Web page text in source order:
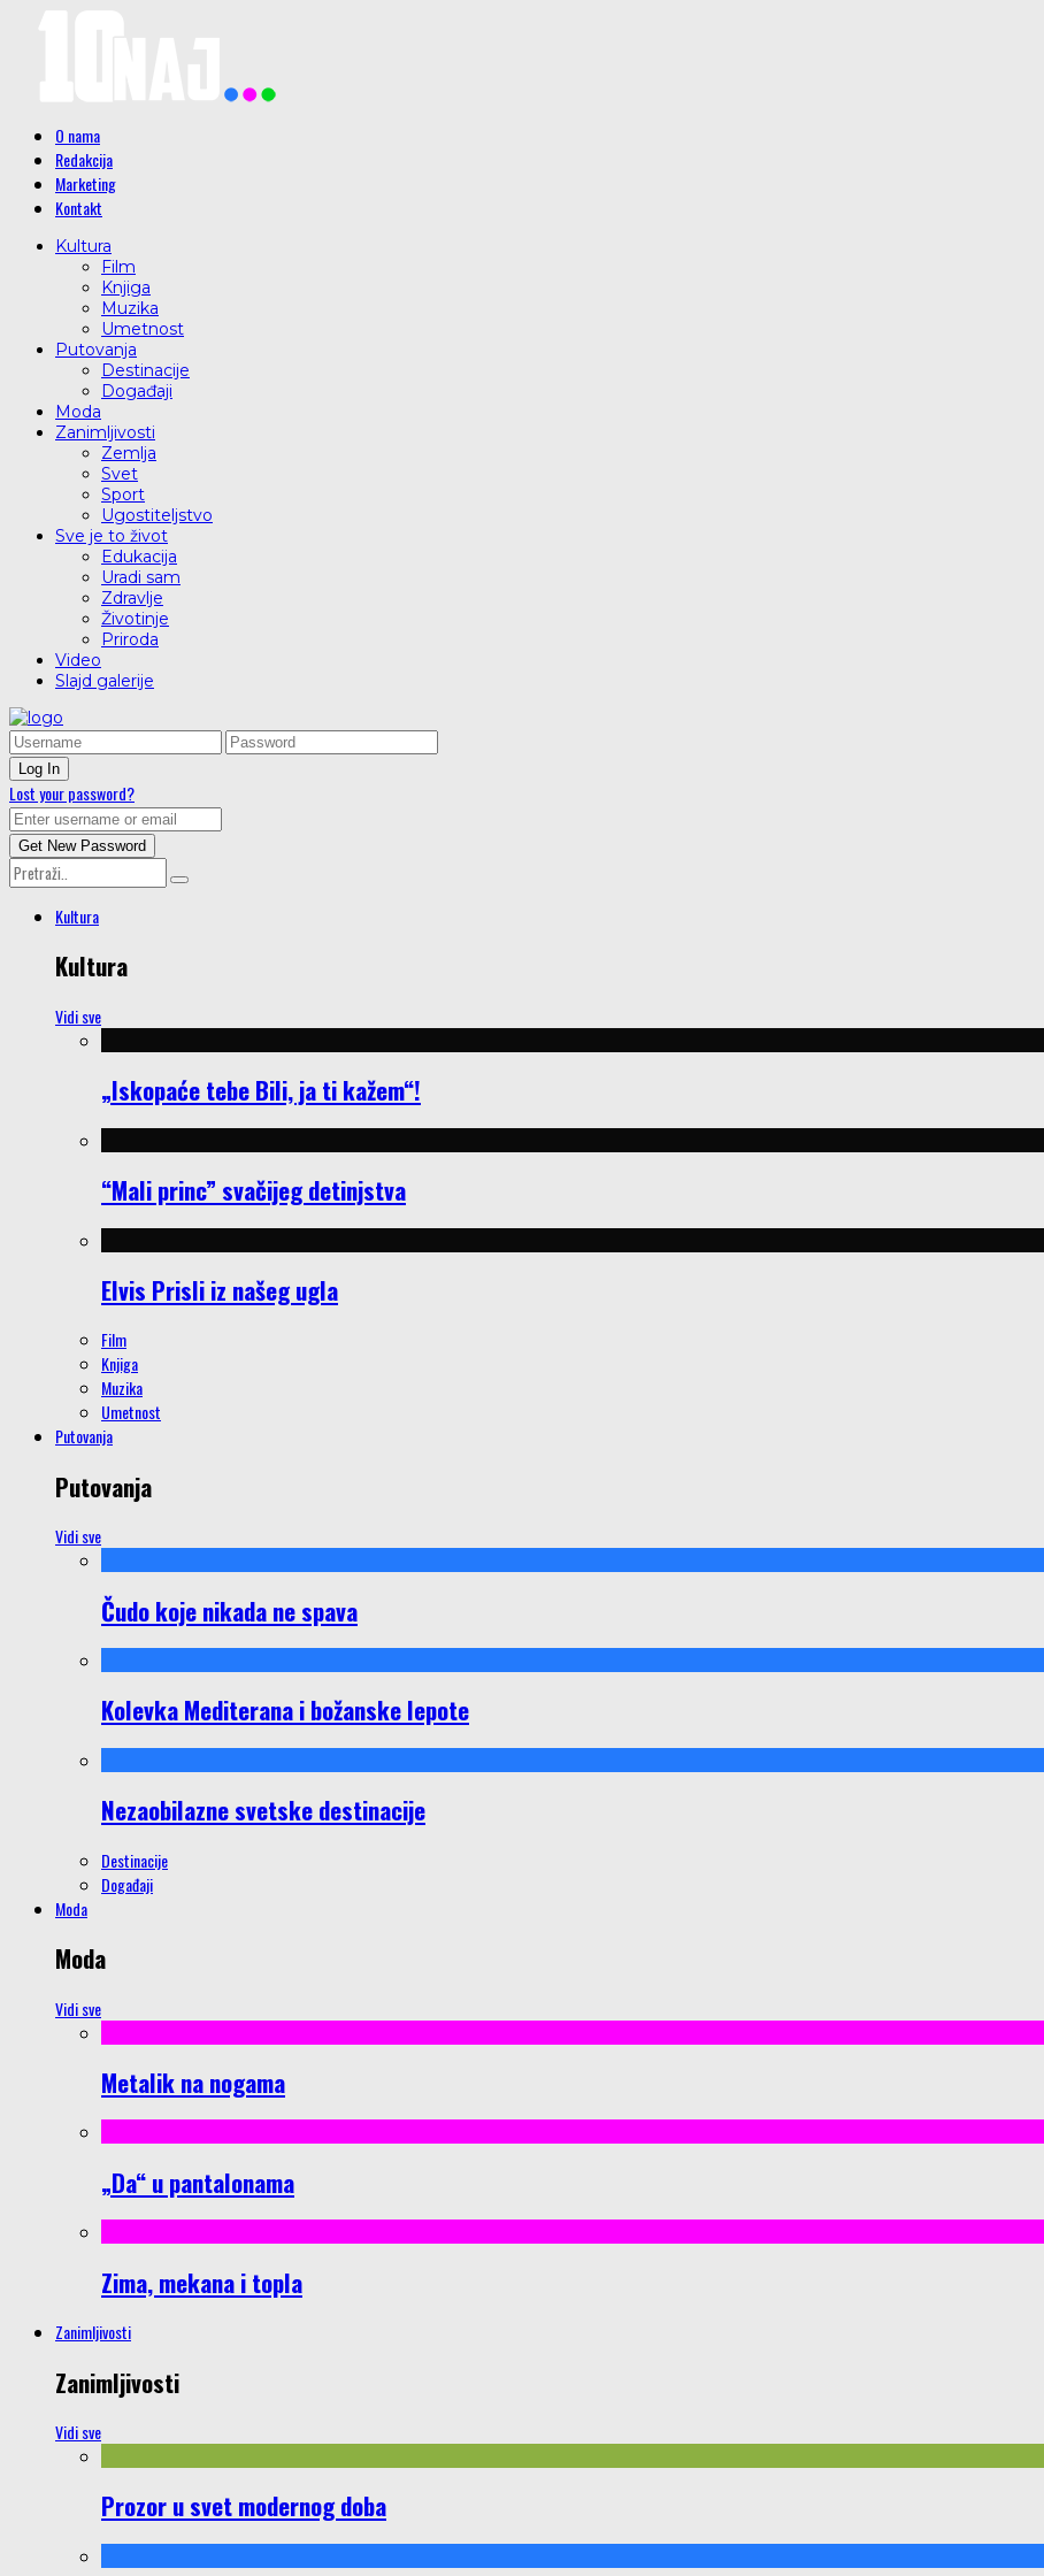
O nama
Redakcija
Marketing
Kontakt
Kultura
Film
Knjiga
Muzika
Umetnost
Putovanja
Destinacije
Događaji
Moda
Zanimljivosti
Zemlja
Svet
Sport
Ugostiteljstvo
Sve je to život
Edukacija
Uradi sam
Zdravlje
Životinje
Priroda
Video
Slajd galerije
Lost your password?
Kultura
Kultura
Vidi sve
„Iskopaće tebe Bili, ja ti kažem“!
“Mali princ” svačijeg detinjstva
Elvis Prisli iz našeg ugla
Film
Knjiga
Muzika
Umetnost
Putovanja
Putovanja
Vidi sve
Čudo koje nikada ne spava
Kolevka Mediterana i božanske lepote
Nezaobilazne svetske destinacije
Destinacije
Događaji
Moda
Moda
Vidi sve
Metalik na nogama
„Da“ u pantalonama
Zima, mekana i topla
Zanimljivosti
Zanimljivosti
Vidi sve
Prozor u svet modernog doba